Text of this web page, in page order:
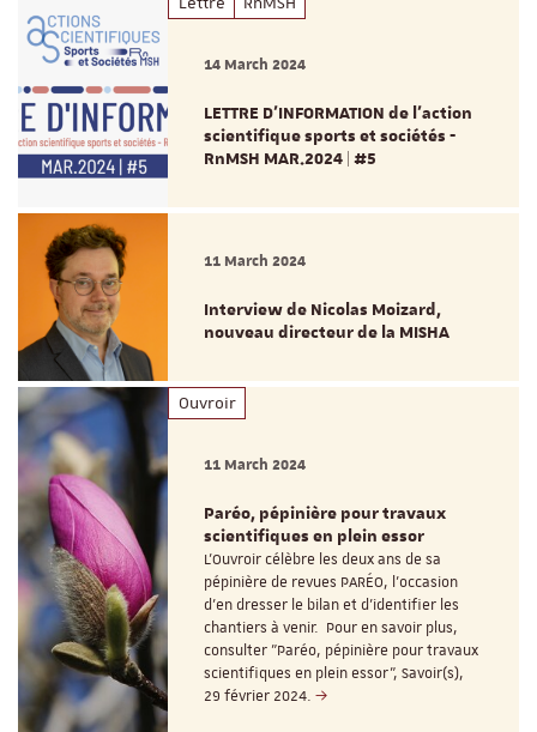
14 March 2024
LETTRE D'INFORMATION de l’action
scientifique sports et sociétés -
RnMSH MAR.2024 | #5
11 March 2024
Interview de Nicolas Moizard,
nouveau directeur de la MISHA
Ouvroir
11 March 2024
Paréo, pépinière pour travaux
scientifiques en plein essor
L'Ouvroir célèbre les deux ans de sa
pépinière de revues PARÉO, l'occasion
d'en dresser le bilan et d’identifier les
chantiers à venir. Pour en savoir plus,
consulter "Paréo, pépinière pour travaux
scientifiques en plein essor", Savoir(s),
29 février 2024.